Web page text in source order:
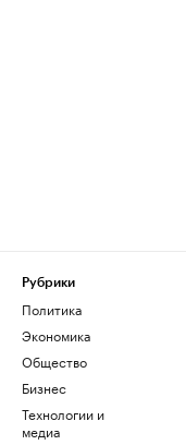
Рубрики
Политика
Экономика
Общество
Бизнес
Технологии и
медиа